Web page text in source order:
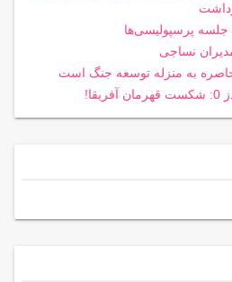
جلسه پرسپولیسی‌ها
نساجی
محاصره به منزله توسعه جنگ است